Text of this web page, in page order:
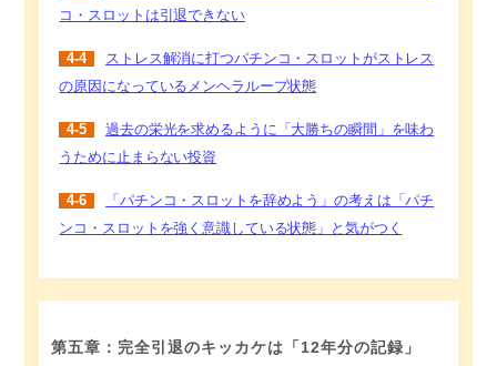
コ・スロットは引退できない
4-4
ストレス解消に打つパチンコ・スロットがストレス
の原因になっているメンヘラループ状態
4-5
過去の栄光を求めるように「大勝ちの瞬間」を味わ
うために止まらない投資
4-6
「パチンコ・スロットを辞めよう」の考えは「パチ
ンコ・スロットを強く意識している状態」と気がつく
第五章：完全引退のキッカケは「12年分の記録」